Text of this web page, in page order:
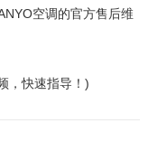
空调的官方售后维
，快速指导！)